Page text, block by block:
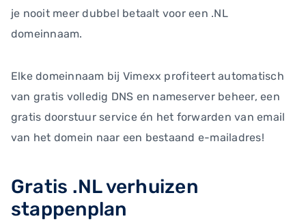
je nooit meer dubbel betaalt voor een .NL
domeinnaam.
Elke domeinnaam bij Vimexx profiteert automatisch
van gratis volledig DNS en nameserver beheer, een
gratis doorstuur service én het forwarden van email
van het domein naar een bestaand e-mailadres!
Gratis .NL verhuizen
stappenplan